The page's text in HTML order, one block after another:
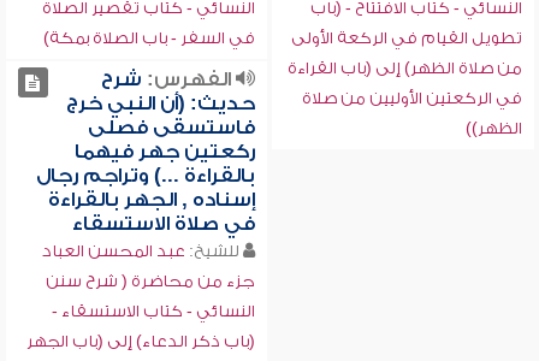
النسائي - كتاب الافتتاح - (باب
تطويل القيام في الركعة الأولى
من صلاة الظهر) إلى (باب القراءة
في الركعتين الأوليين من صلاة
الظهر))
النسائي - كتاب تقصير الصلاة
في السفر - باب الصلاة بمكة)
الفهرس: شرح
حديث: (أن النبي خرج
فاستسقى فصلى
ركعتين جهر فيهما
بالقراءة ...) وتراجم رجال
إسناده , الجهر بالقراءة
في صلاة الاستسقاء
للشيخ: عبد المحسن العباد
جزء من محاضرة ( شرح سنن
النسائي - كتاب الاستسقاء -
(باب ذكر الدعاء) إلى (باب الجهر